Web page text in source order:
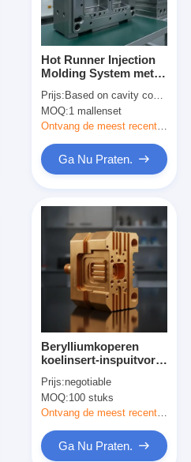
Hot Runner Injection
Molding System met
technologie voor
verkorting van de
cyclustijd en eliminatie
Prijs: Based on cavity count and manifold complexity
MOQ:1 mallenset
Ga Nu Praten.
Berylliumkoperen
koelinsert-inspuitvorm
warmtegeleidbaarheid
voor snelle
warmteverwijdering
Prijs:negotiable
MOQ:100 stuks
Ontvang de meest recente Prijs
Ga Nu Praten.